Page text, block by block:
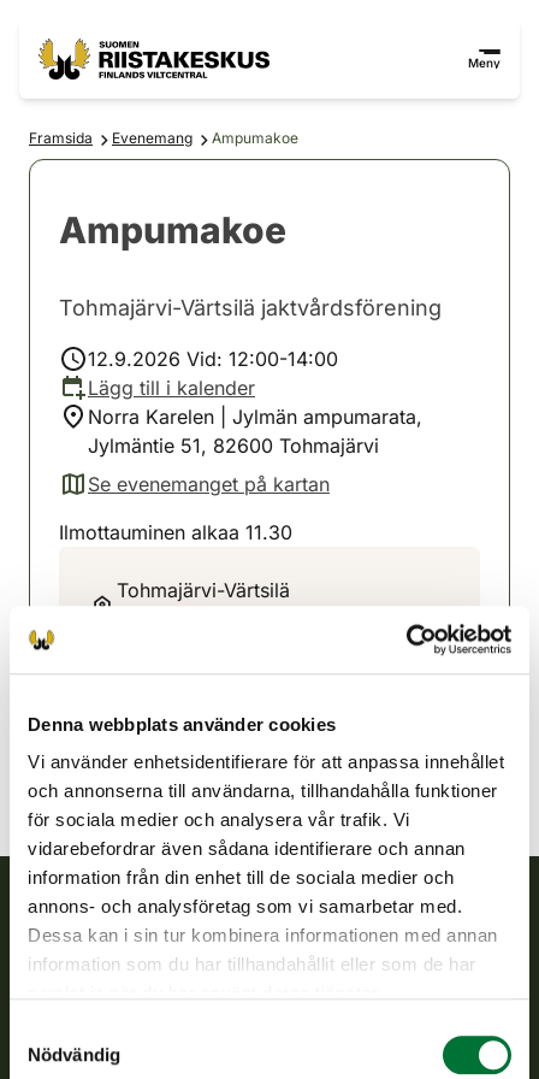
Denna webbplats använder cookies
Vi använder enhetsidentifierare för att anpassa innehållet
och annonserna till användarna, tillhandahålla funktioner
för sociala medier och analysera vår trafik. Vi
vidarebefordrar även sådana identifierare och annan
information från din enhet till de sociala medier och
annons- och analysföretag som vi samarbetar med.
Dessa kan i sin tur kombinera informationen med annan
information som du har tillhandahållit eller som de har
Nödvändig
Meny
Framsida Evenemang Ampumakoe
Ampumakoe
Tohmajärvi-Värtsilä jaktvårdsförening
12.9.2026 Vid: 12:00-14:00
Lägg till i kalender
Norra Karelen | Jylmän ampumarata,
Jylmäntie 51, 82600 Tohmajärvi
Se evenemanget på kartan
(avautuu uuteen välilehteen)
Ilmottauminen alkaa 11.30
Tohmajärvi-Värtsilä
0400 275128
Finlands viltcentral
verkställs och svarar för de offentliga förvaltningsuppgifter